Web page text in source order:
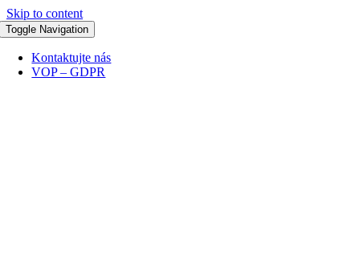
Skip to content
Toggle Navigation
Kontaktujte nás
VOP – GDPR